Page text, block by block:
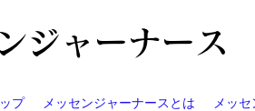
ジャーナース
プ メッセンジャーナースとは メッ